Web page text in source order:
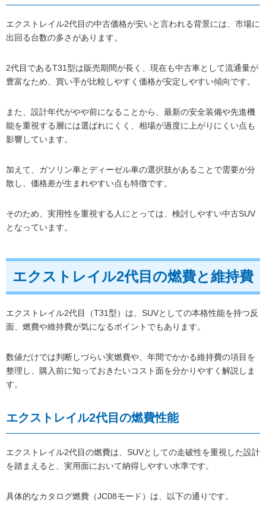
エクストレイル2代目の中古価格が安いと言われる背景には、市場に
出回る台数の多さがあります。
2代目であるT31型は販売期間が長く、現在も中古車として流通量が
豊富なため、買い手が比較しやすく価格が安定しやすい傾向です。
また、設計年代がやや前になることから、最新の安全装備や先進機
能を重視する層には選ばれにくく、相場が過度に上がりにくい点も
影響しています。
加えて、ガソリン車とディーゼル車の選択肢があることで需要が分
散し、価格差が生まれやすい点も特徴です。
そのため、実用性を重視する人にとっては、検討しやすい中古SUV
となっています。
エクストレイル2代目の燃費と維持費
エクストレイル2代目（T31型）は、SUVとしての本格性能を持つ反
面、燃費や維持費が気になるポイントでもあります。
数値だけでは判断しづらい実燃費や、年間でかかる維持費の項目を
整理し、購入前に知っておきたいコスト面を分かりやすく解説しま
す。
エクストレイル2代目の燃費性能
エクストレイル2代目の燃費は、SUVとしての走破性を重視した設計
を踏まえると、実用面において納得しやすい水準です。
具体的なカタログ燃費（JC08モード）は、以下の通りです。